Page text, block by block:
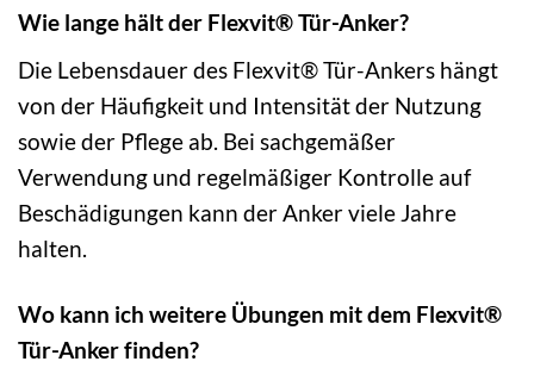
Wie lange hält der Flexvit® Tür-Anker?
Die Lebensdauer des Flexvit® Tür-Ankers hängt
von der Häufigkeit und Intensität der Nutzung
sowie der Pflege ab. Bei sachgemäßer
Verwendung und regelmäßiger Kontrolle auf
Beschädigungen kann der Anker viele Jahre
halten.
Wo kann ich weitere Übungen mit dem Flexvit®
Tür-Anker finden?